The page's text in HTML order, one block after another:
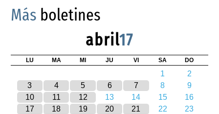
Más boletines
abril17
LU MA MI JU VI SA DO
1
2
3
4 5 6 7 8
9
10
11 12 13 14 15
16
17
18 19 20 21 22
23